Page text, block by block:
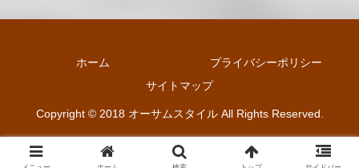
ホーム
プライバシーポリシー
サイトマップ
Copyright © 2018 オーサムスタイル All Rights Reserved.